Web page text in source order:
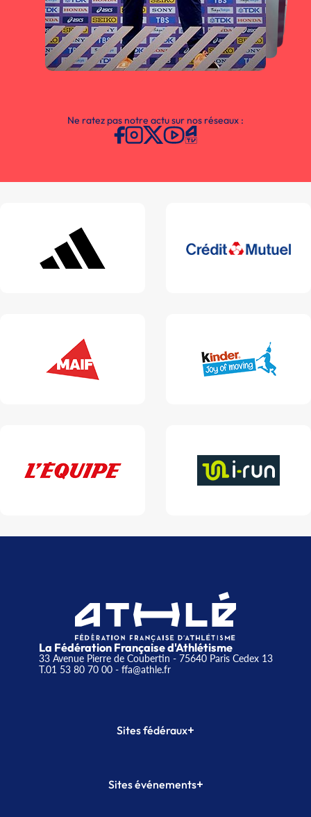
Ne ratez pas notre actu sur nos réseaux :
La Fédération Française d'Athlétisme
33 Avenue Pierre de Coubertin - 75640 Paris Cedex 13
T.01 53 80 70 00- ffa@athle.fr
Sites fédéraux+
Plateforme Formation
Sites événements+